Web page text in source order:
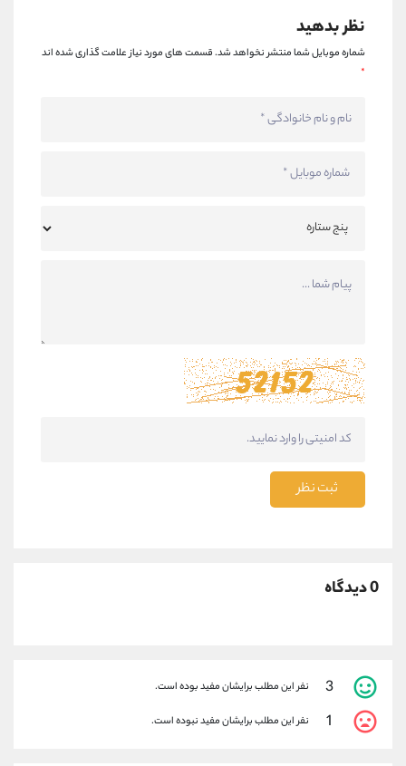
نظر بدهید
شماره موبایل شما منتشر نخواهد شد.قسمت های مورد نیاز علامت گذاری شده اند
*
ثبت نظر
0 دیدگاه
3 نفر این مطلب برایشان مفید بوده است.
1 نفر این مطلب برایشان مفید نبوده است.